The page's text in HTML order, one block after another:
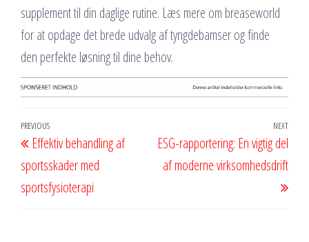
supplement til din daglige rutine. Læs mere om breaseworld
for at opdage det brede udvalg af tyngdebamser og finde
den perfekte løsning til dine behov.
Indlægsnavigation
Previous
Post
PREVIOUS
Effektiv behandling af
sportsskader med
sportsfysioterapi
Next
NEXT
ESG-rapportering: En vigtig del
af moderne virksomhedsdrift